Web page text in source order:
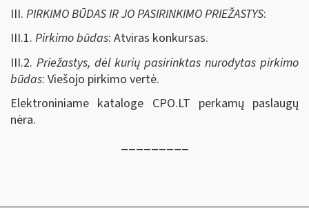
III. PIRKIMO BŪDAS IR JO PASIRINKIMO PRIEŽASTYS:
III.1. Pirkimo būdas: Atviras konkursas.
III.2. Priežastys, dėl kurių pasirinktas nurodytas pirkimo
būdas: Viešojo pirkimo vertė.
Elektroniniame kataloge CPO.LT perkamų paslaugų
nėra.